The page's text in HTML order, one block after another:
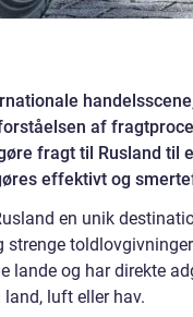
af
fragt til Rusland til
effektivt og
en unik
og har direkte
luft eller hav.